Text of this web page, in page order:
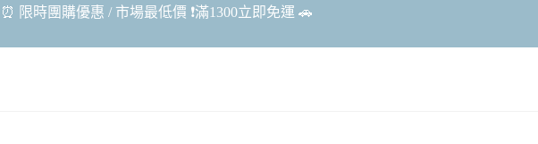
⏰ 限時團購優惠 / 市場最低價 ❗️滿1300立即免運 🚗